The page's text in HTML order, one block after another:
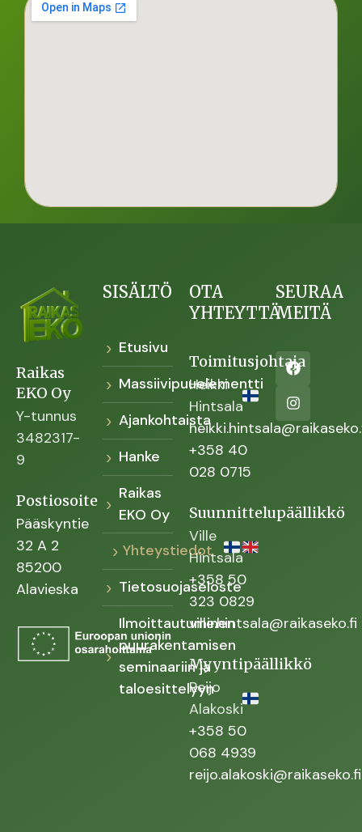
Raikas
EKO Oy
Y-tunnus
3482317-
9
Postiosoite
Pääskyntie
32 A 2
85200
Alavieska
SISÄLTÖ
Etusivu
Massiivipuuelementti
Ajankohtaista
Hanke
Raikas
EKO Oy
Yhteystiedot
Tietosuojaseloste
Ilmoittautuminen
puurakentamisen
seminaariin ja
taloesittelyyn
OTA
YHTEYTTÄ
Toimitusjohtaja
Heikki
Hintsala
+358 40
028 0715
Suunnittelupäällikkö
Ville
Hintsala
+358 50
323 0829
ville.hintsala@raikaseko.fi
Myyntipäällikkö
Reijo
Alakoski
+358 50
068 4939
reijo.alakoski@raikaseko.fi
SEURAA
MEITÄ